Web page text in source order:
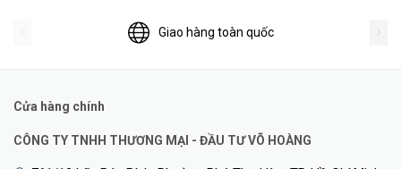
Maximum power rating 11.0 W
(included)
Giao hàng toàn quốc
Cửa hàng chính
CÔNG TY TNHH THƯƠNG MẠI - ĐẦU TƯ VÕ HOÀNG